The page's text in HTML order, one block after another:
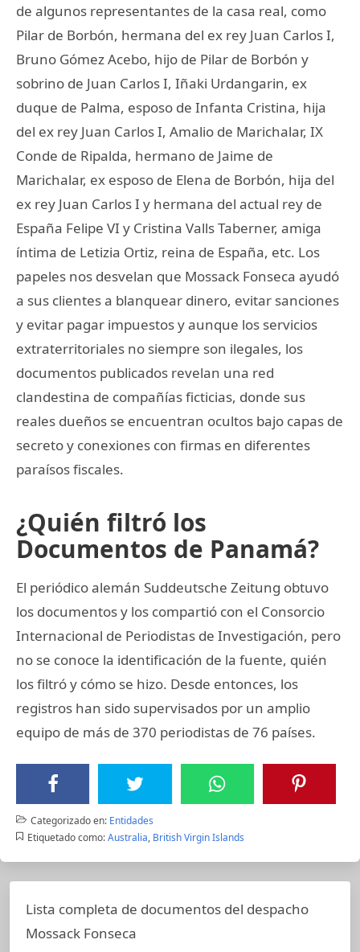
de algunos representantes de la casa real, como
Pilar de Borbón, hermana del ex rey Juan Carlos I,
Bruno Gómez Acebo, hijo de Pilar de Borbón y
sobrino de Juan Carlos I, Iñaki Urdangarin, ex
duque de Palma, esposo de Infanta Cristina, hija
del ex rey Juan Carlos I, Amalio de Marichalar, IX
Conde de Ripalda, hermano de Jaime de
Marichalar, ex esposo de Elena de Borbón, hija del
ex rey Juan Carlos I y hermana del actual rey de
España Felipe VI y Cristina Valls Taberner, amiga
íntima de Letizia Ortiz, reina de España, etc. Los
papeles nos desvelan que Mossack Fonseca ayudó
a sus clientes a blanquear dinero, evitar sanciones
y evitar pagar impuestos y aunque los servicios
extraterritoriales no siempre son ilegales, los
documentos publicados revelan una red
clandestina de compañías ficticias, donde sus
reales dueños se encuentran ocultos bajo capas de
secreto y conexiones con firmas en diferentes
paraísos fiscales.
¿Quién filtró los
Documentos de Panamá?
El periódico alemán Suddeutsche Zeitung obtuvo
los documentos y los compartió con el Consorcio
Internacional de Periodistas de Investigación, pero
no se conoce la identificación de la fuente, quién
los filtró y cómo se hizo. Desde entonces, los
registros han sido supervisados por un amplio
equipo de más de 370 periodistas de 76 países.
Categorizado en: Entidades
Etiquetado como: Australia, British Virgin Islands
Lista completa de documentos del despacho
Mossack Fonseca